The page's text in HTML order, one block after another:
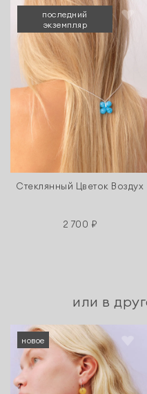
последний
экземпляр
Стеклянный Цветок Воздух
2 700 ₽
или в
новое